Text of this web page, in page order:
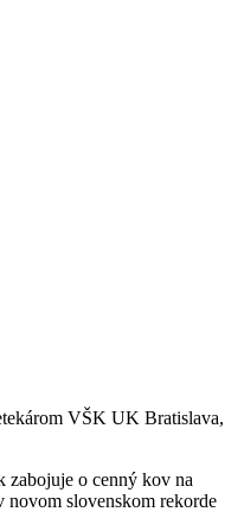
VŠK UK Bratislava,
zabojuje o cenný kov na
slovenskom rekorde